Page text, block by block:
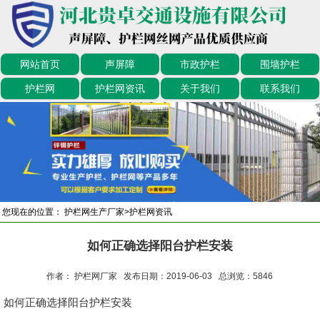
网站首页 声屏障 市政护栏 围墙护栏
护栏网 护栏网资讯 关于我们 联系我们
您现在的位置： 护栏网生产厂家>护栏网资讯
如何正确选择阳台护栏安装
作者： 护栏网厂家 发布日期：2019-06-03 总浏览：5846
如何正确选择阳台护栏安装